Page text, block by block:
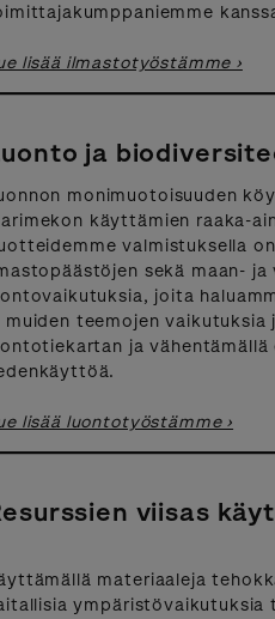
lisää ilmastotyöstämme ›
ja
monimuotoisuuden
käyttämien raaka-
valmistuksella
sekä maan-
joita
muiden teemojen vaikutuksia
ja vähentämällä
lisää luontotyöstämme ›
viisas
materiaaleja